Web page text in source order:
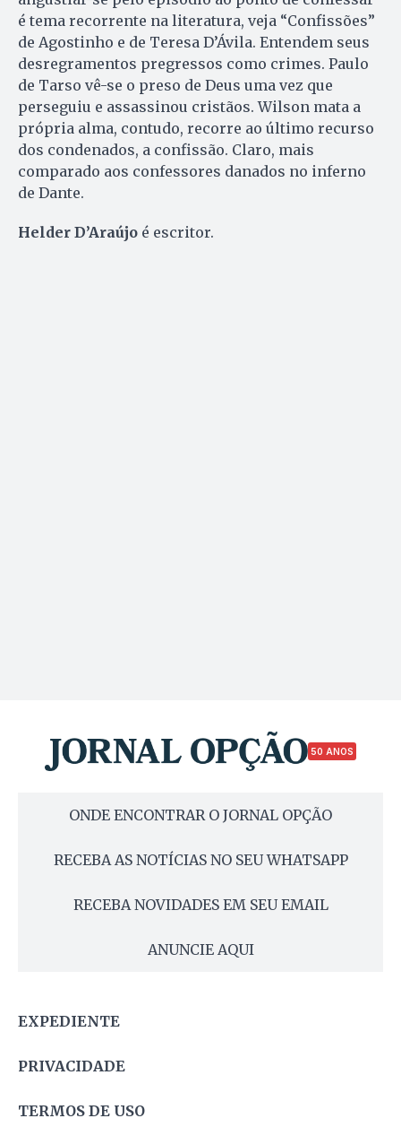
é tema recorrente na literatura, veja “Confissões”
de Agostinho e de Teresa D’Ávila. Entendem seus
desregramentos pregressos como crimes. Paulo
de Tarso vê-se o preso de Deus uma vez que
perseguiu e assassinou cristãos. Wilson mata a
própria alma, contudo, recorre ao último recurso
dos condenados, a confissão. Claro, mais
comparado aos confessores danados no inferno
de Dante.
Helder D’Araújo é escritor.
50 ANOS
ONDE ENCONTRAR O JORNAL OPÇÃO
RECEBA AS NOTÍCIAS NO SEU WHATSAPP
RECEBA NOVIDADES EM SEU EMAIL
ANUNCIE AQUI
EXPEDIENTE
PRIVACIDADE
TERMOS DE USO